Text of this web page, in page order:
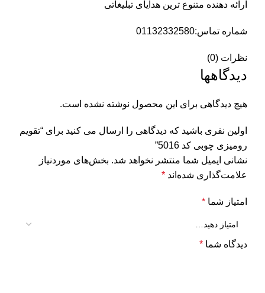
ارائه دهنده متنوع ترین هدایای تبلیغاتی
شماره تماس:01132332580
نظرات (0)
دیدگاهها
هیچ دیدگاهی برای این محصول نوشته نشده است.
اولین نفری باشید که دیدگاهی را ارسال می کنید برای “تقویم
رومیزی چوبی کد 5016”
نشانی ایمیل شما منتشر نخواهد شد. بخش‌های موردنیاز
علامت‌گذاری شده‌اند *
امتیاز شما *
دیدگاه شما *